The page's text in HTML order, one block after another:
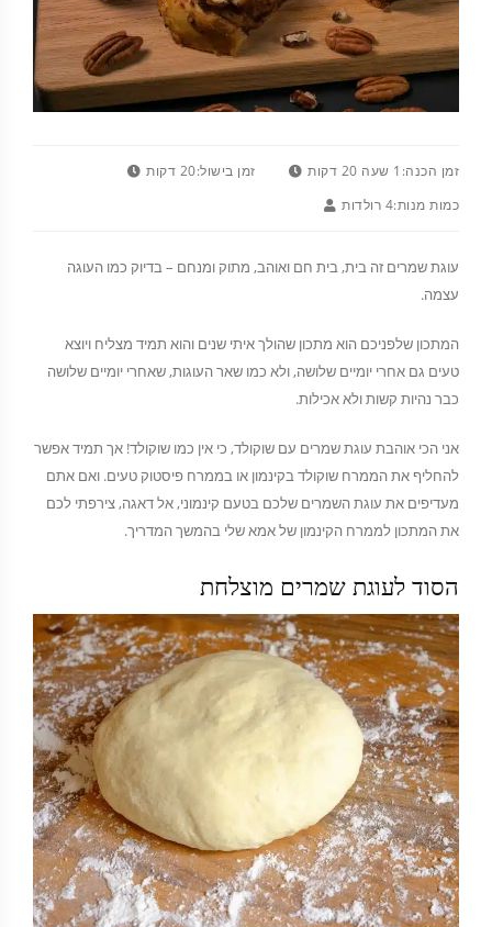
זמן הכנה: 1 שעה 20 דקות זמן בישול:20 דקות
כמות מנות:4 רולדות
עוגת שמרים זה בית, בית חם ואוהב, מתוק ומנחם – בדיוק כמו העוגה
עצמה.
המתכון שלפניכם הוא מתכון שהולך איתי שנים והוא תמיד מצליח ויוצא
טעים גם אחרי יומיים שלושה, ולא כמו שאר העוגות, שאחרי יומיים שלושה
כבר נהיות קשות ולא אכילות.
אני הכי אוהבת עוגת שמרים עם שוקולד, כי אין כמו שוקולד! אך תמיד אפשר
להחליף את הממרח שוקולד בקינמון או בממרח פיסטוק טעים. ואם אתם
מעדיפים את עוגת השמרים שלכם בטעם קינמוני, אל דאגה, צירפתי לכם
את המתכון לממרח הקינמון של אמא שלי בהמשך המדריך.
הסוד לעוגת שמרים מוצלחת